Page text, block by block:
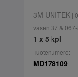
3M UNITEK|
vasen 37 &
1 x 5 kpl
Tuotenumero:
MD178109